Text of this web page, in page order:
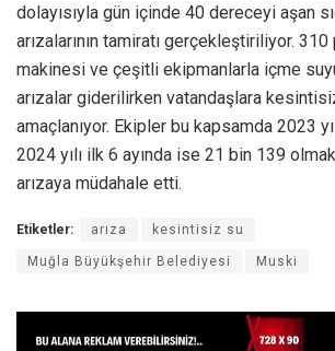
dolayısıyla gün içinde 40 dereceyi aşan
arızalarının tamiratı gerçekleştiriliyor.
makinesi ve çeşitli ekipmanlarla içme
arızalar giderilirken vatandaşlara
amaçlanıyor. Ekipler bu kapsamda 2023
2024 yılı ilk 6 ayında ise 21 bin 139
arızaya müdahale etti.
Etiketler: arıza kesintisiz su
Muğla Büyükşehir Belediyesi Muski